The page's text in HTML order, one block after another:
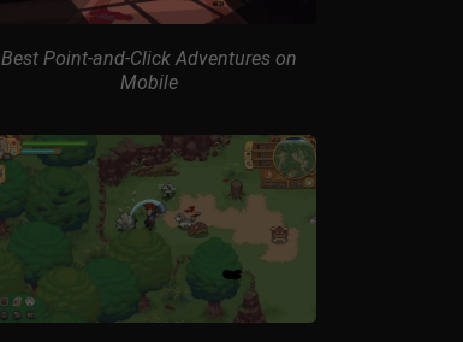
Best Point-and-Click Adventures on
Mobile